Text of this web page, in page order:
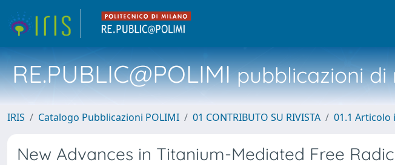
RE.PUBLIC@POLIMIpubblicazioni di
IRIS Catalogo Pubblicazioni POLIMI 01 CONTRIBUTO SU RIVISTA 01.1 Articolo
New Advances in Titanium-Mediated Free